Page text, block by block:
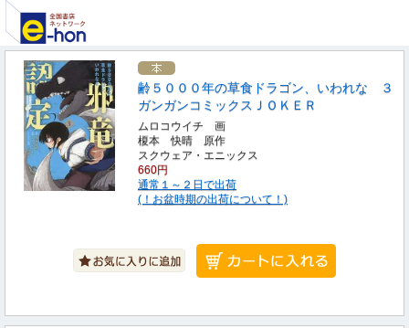
齢５０００年の草食ドラゴン、いわれな ３
ガンガンコミックスＪＯＫＥＲ
ムロコウイチ 画
榎本 快晴 原作
スクウェア・エニックス
660円
通常１～２日で出荷
(！お盆時期の出荷について！)